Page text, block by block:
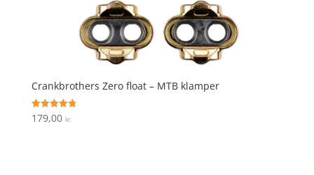
Crankbrothers Zero float – MTB klamper
Vurderet
4.8
179,00 kr.